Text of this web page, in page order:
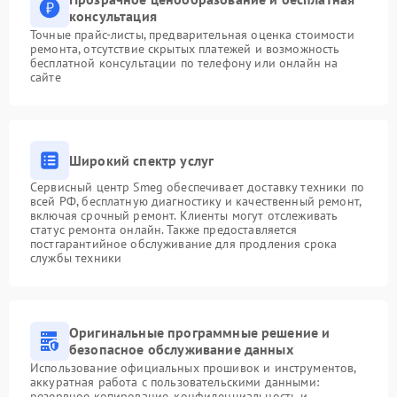
консультация
Точные прайс-листы, предварительная оценка стоимости
ремонта, отсутствие скрытых платежей и возможность
бесплатной консультации по телефону или онлайн на
сайте
Широкий спектр услуг
Сервисный центр Smeg обеспечивает доставку техники по
всей РФ, бесплатную диагностику и качественный ремонт,
включая срочный ремонт. Клиенты могут отслеживать
статус ремонта онлайн. Также предоставляется
постгарантийное обслуживание для продления срока
службы техники
Оригинальные программные решение и
безопасное обслуживание данных
Использование официальных прошивок и инструментов,
аккуратная работа с пользовательскими данными: